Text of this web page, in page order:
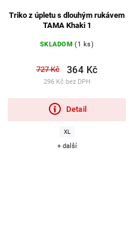
Triko z úpletu s dlouhým rukávem
TAMA Khaki 1
SKLADOM (1 ks)
296 Kč bez DPH
727 Kč 364 Kč
Detail
XL
+ další